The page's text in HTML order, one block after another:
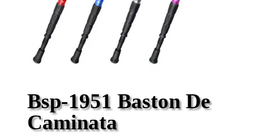
Bsp-1951 Baston De
Caminata